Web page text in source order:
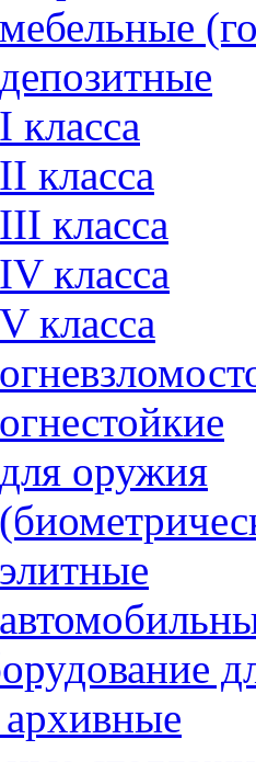
класса
класса
класса
класса
оружия